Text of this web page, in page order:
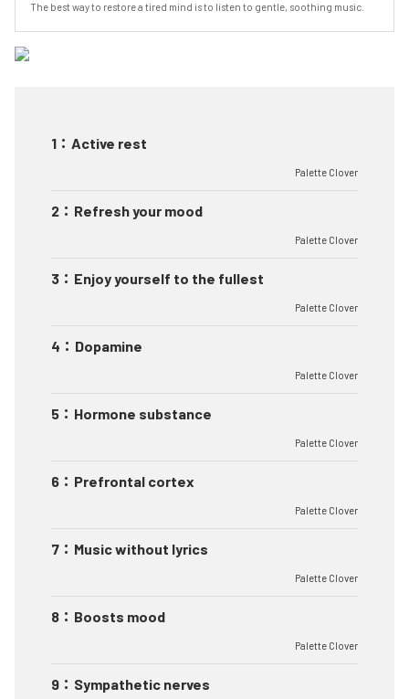
The best way to restore a tired mind is to listen to gentle, soothing music.
1 ： Active rest
Palette Clover
2 ： Refresh your mood
Palette Clover
3 ： Enjoy yourself to the fullest
Palette Clover
4 ： Dopamine
Palette Clover
5 ： Hormone substance
Palette Clover
6 ： Prefrontal cortex
Palette Clover
7 ： Music without lyrics
Palette Clover
8 ： Boosts mood
Palette Clover
9 ： Sympathetic nerves